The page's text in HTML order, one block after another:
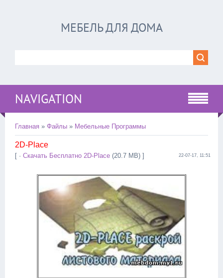
МЕБЕЛЬ ДЛЯ ДОМА
NAVIGATION
Главная » Файлы » Мебельные Программы
2D-Place
[ · Скачать Бесплатно 2D-Place (20.7 MB) ] 22-07-17, 11:51